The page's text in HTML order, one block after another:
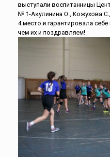
выступали воспитанницы
№ 1-Акулинина О., Кожухова
4 место и гарантировала
чем их и поздравляем!